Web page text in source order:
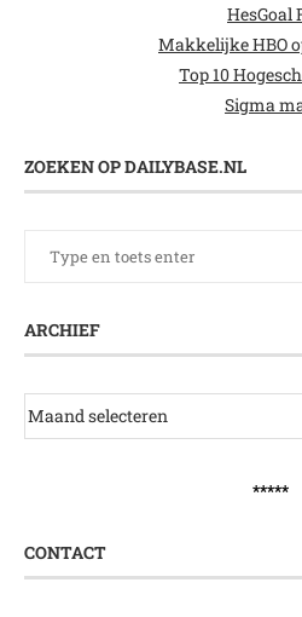
HesGoal
Makkelijke HBO
Top 10
Sigma
ZOEKEN OP DAILYBASE.NL
ARCHIEF
*****
CONTACT